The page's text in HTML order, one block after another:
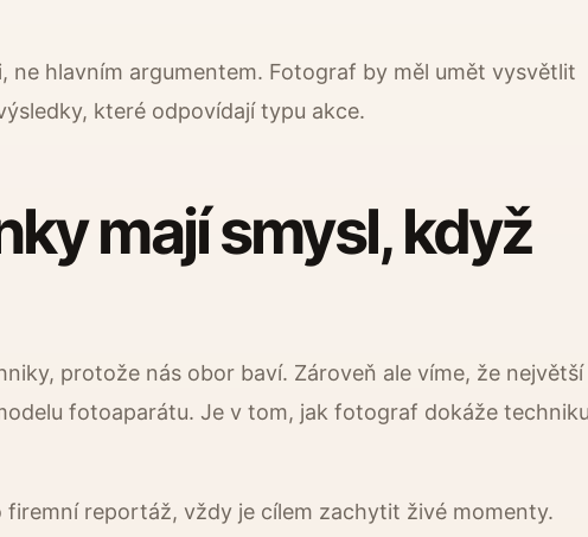
ne hlavním argumentem. Fotograf by měl umět vysvětlit
které odpovídají typu akce.
mají smysl, když
protože nás obor baví. Zároveň ale víme, že největší
fotoaparátu. Je v tom, jak fotograf dokáže
reportáž, vždy je cílem zachytit živé momenty.